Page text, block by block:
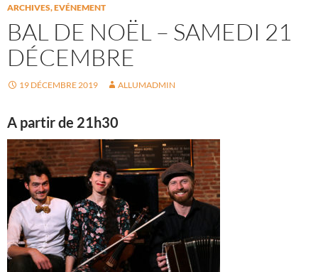
ARCHIVES,EVÉNEMENT
BAL DE NOËL – SAMEDI 21
DÉCEMBRE
19 DÉCEMBRE 2019 ALLUMADMIN
A partir de 21h30